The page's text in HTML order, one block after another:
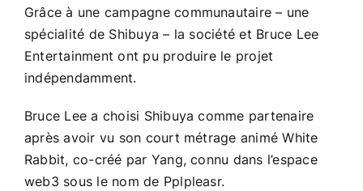
Grâce à une campagne communautaire – une
spécialité de Shibuya – la société et Bruce Lee
Entertainment ont pu produire le projet
indépendamment.
Bruce Lee a choisi Shibuya comme partenaire
après avoir vu son court métrage animé White
Rabbit, co-créé par Yang, connu dans l’espace
web3 sous le nom de Pplpleasr.